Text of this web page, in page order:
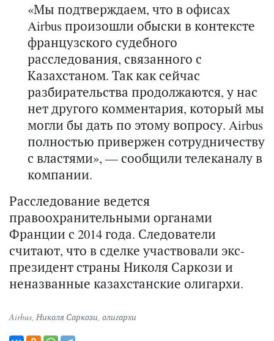
«Мы подтверждаем, что в офисах
Airbus произошли обыски в контексте
французского судебного
расследования, связанного с
Казахстаном. Так как сейчас
разбирательства продолжаются, у нас
нет другого комментария, который мы
могли бы дать по этому вопросу. Airbus
полностью привержен сотрудничеству
с властями», — сообщили телеканалу в
компании.
Расследование ведется
правоохранительными органами
Франции с 2014 года. Следователи
считают, что в сделке участвовали экс-
президент страны Николя Саркози и
неназванные казахстанские олигархи.
Airbus, Николя Саркози, олигархи